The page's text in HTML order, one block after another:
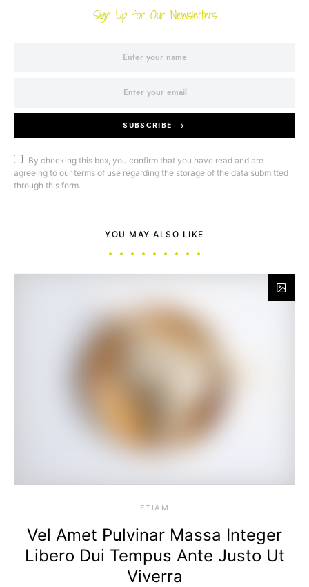
Sign Up for Our Newsletters
SUBSCRIBE
By checking this box, you confirm that you have read and are
agreeing to our terms of use regarding the storage of the data submitted
through this form.
YOU MAY ALSO LIKE
ETIAM
Vel Amet Pulvinar Massa Integer
Libero Dui Tempus Ante Justo Ut
Viverra